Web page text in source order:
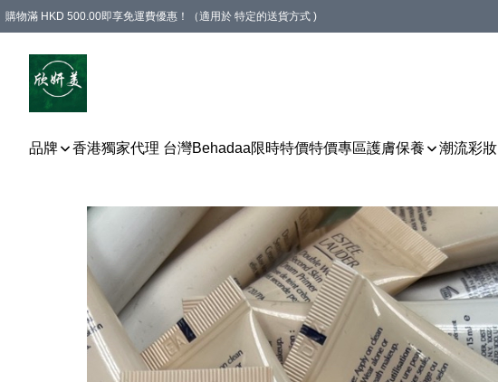
購物滿 HKD 500.00即享免運費優惠！（適用於 特定的送貨方式 )
品牌 香港獨家代理 台灣Behadaa限時特價特價專區護膚保養 潮流彩妝